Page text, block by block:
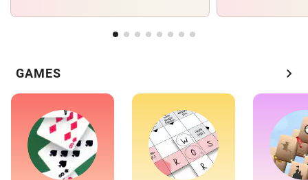
GAMES chevron_right